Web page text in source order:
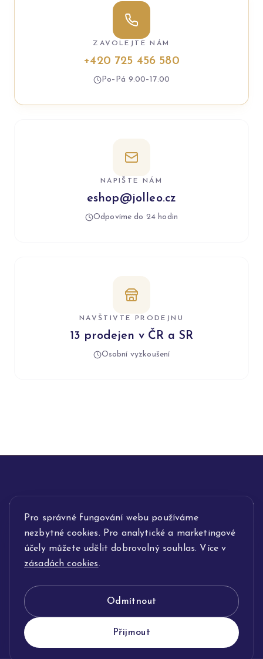
Pro správné fungování webu používáme
nezbytné cookies. Pro analytické a marketingové
účely můžete udělit dobrovolný souhlas. Více v
zásadách cookies.
Odmítnout
Přijmout
ZAVOLEJTE NÁM
+420 725 456 580
Po–Pá 9:00–17:00
NAPIŠTE NÁM
eshop@jolleo.cz
Odpovíme do 24 hodin
NAVŠTIVTE PRODEJNU
13 prodejen v ČR a SR
Osobní vyzkoušení
INFORMACE
POPIS SLUŽEB
KLENOTNICTVÍ JOLLEO